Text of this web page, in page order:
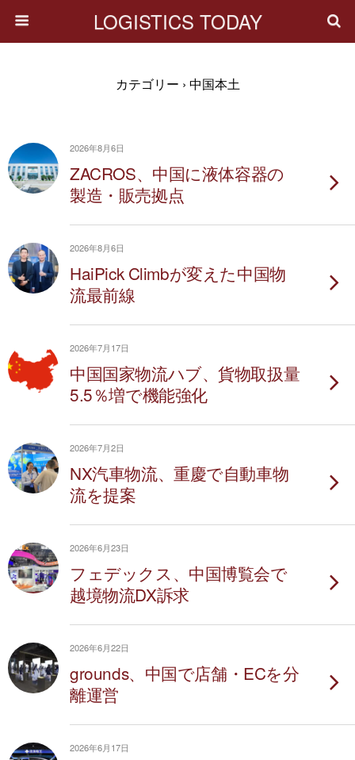
LOGISTICS TODAY
カテゴリー › 中国本土
2026年8月6日
ZACROS、中国に液体容器の
製造・販売拠点
2026年8月6日
HaiPick Climbが変えた中国物
流最前線
2026年7月17日
中国国家物流ハブ、貨物取扱量
5.5％増で機能強化
2026年7月2日
NX汽車物流、重慶で自動車物
流を提案
2026年6月23日
フェデックス、中国博覧会で
越境物流DX訴求
2026年6月22日
grounds、中国で店舗・ECを分
離運営
2026年6月17日